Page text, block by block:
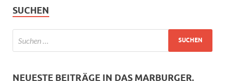
SUCHEN
NEUESTE BEITRÄGE IN DAS MARBURGER.